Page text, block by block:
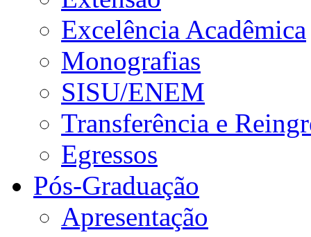
Excelência Acadêmica
Monografias
SISU/ENEM
Transferência e
Egressos
Pós-Graduação
Apresentação